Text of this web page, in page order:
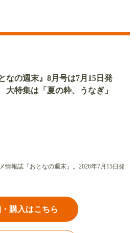
なの週末』8月号は7月15日発
特集は「夏の粋、うなぎ」
情報誌『おとなの週末』。2026年7月15日発
購入はこちら